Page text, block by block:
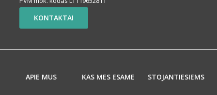
KONTAKTAI
APIE MUS KAS MES ESAME STOJANTIESIEMS